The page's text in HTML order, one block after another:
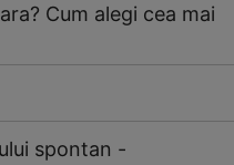
Cum alegi cea mai
spontan -